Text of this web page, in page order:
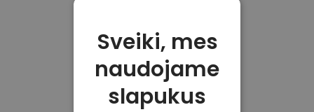
Sveiki, mes
naudojame
slapukus